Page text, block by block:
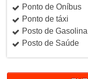
Ponto de Oníbus
Ponto de táxi
Posto de Gasolina
Posto de Saúde